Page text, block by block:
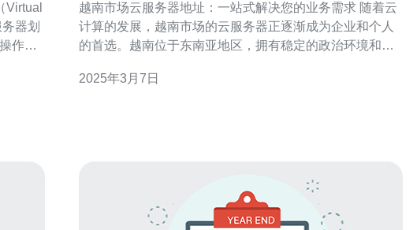
器划
作系
迟、
越南市场云服务器地址：一站式解决您的业务需求 随着云
计算的发展，越南市场的云服务器正逐渐成为企业和个人
的首选。越南位于东南亚地区，拥有稳定的政治环境和迅
地。越南市场的云服务器提供了稳定可靠的网络连接，高
2025年3月7日